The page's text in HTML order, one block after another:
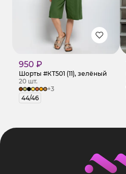
950 ₽
Шорты #КТ501 (11), зелёный
20 шт.
+3
44/46